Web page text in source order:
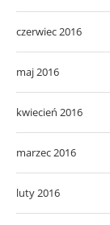
czerwiec 2016
maj 2016
kwiecień 2016
marzec 2016
luty 2016